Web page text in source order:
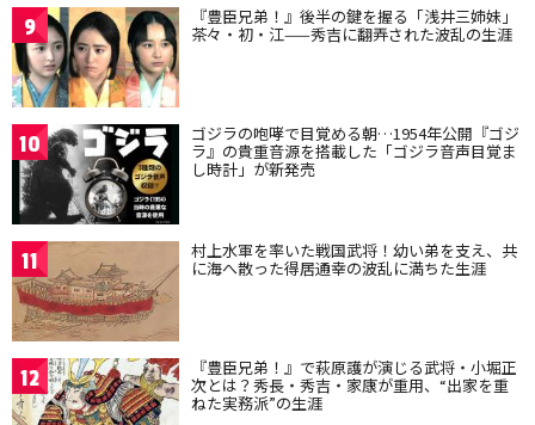
9 『豊臣兄弟！』後半の鍵を握る「浅井三姉妹」
茶々・初・江——秀吉に翻弄された波乱の生涯
10 ゴジラの咆哮で目覚める朝…1954年公開『ゴジ
ラ』の貴重音源を搭載した「ゴジラ音声目覚ま
し時計」が新発売
11 村上水軍を率いた戦国武将！幼い弟を支え、共
に海へ散った得居通幸の波乱に満ちた生涯
12 『豊臣兄弟！』で萩原護が演じる武将・小堀正
次とは？秀長・秀吉・家康が重用、“出家を重
ねた実務派”の生涯